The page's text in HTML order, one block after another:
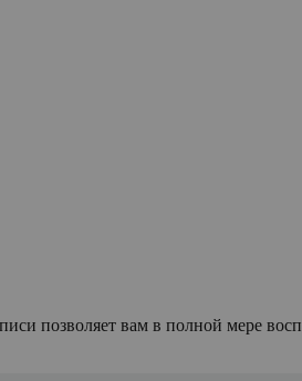
позволяет вам в полной мере